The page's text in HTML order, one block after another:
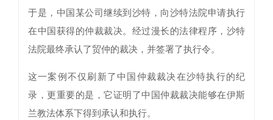
于是，中国某公司继续到沙特，向沙特法院申请执行
在中国获得的仲裁裁决。经过漫长的法律程序，沙特
法院最终承认了贸仲的裁决，并签署了执行令。
这一案例不仅刷新了中国仲裁裁决在沙特执行的纪
录，更重要的是，它证明了中国仲裁裁决能够在伊斯
兰教法体系下得到承认和执行。